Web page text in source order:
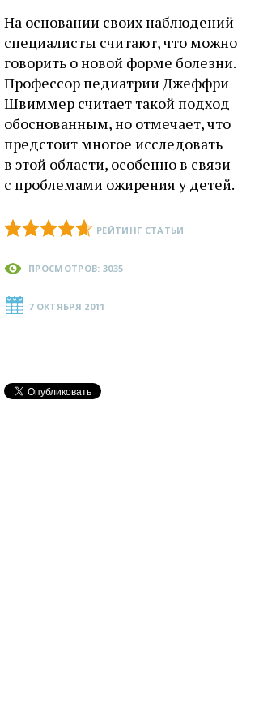
На основании своих наблюдений
специалисты считают, что можно
говорить о новой форме болезни.
Профессор педиатрии Джеффри
Швиммер считает такой подход
обоснованным, но отмечает, что
предстоит многое исследовать
в этой области, особенно в связи
с проблемами ожирения у детей.
РЕЙТИНГ СТАТЬИ
ПРОСМОТРОВ: 3035
7 ОКТЯБРЯ 2011